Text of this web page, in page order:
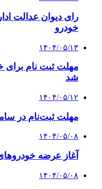
رای دیوان عدالت
خودرو
۱۴۰۴/۰۵/۱۳
مهلت ثبت نام برای
شد
۱۴۰۴/۰۵/۱۲
مهلت ثبت‌نام در
۱۴۰۴/۰۵/۰۸
آغاز عرضه
۱۴۰۴/۰۵/۰۸